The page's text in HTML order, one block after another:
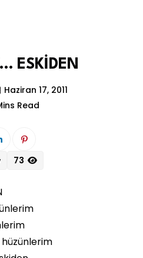
ESKİDEN
Haziran 17, 2011
Read
73